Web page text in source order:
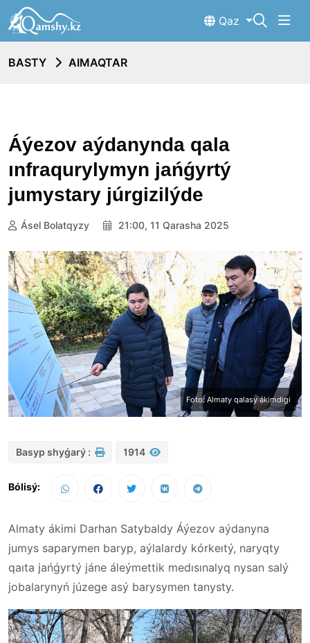
Qaz
BASTY AIMAQTAR
Áýezov aýdanynda qala
ınfraqurylymyn jańǵyrtý
jumystary júrgizilýde
Ásel Bolatqyzy 21:00, 11 Qarasha 2025
Foto: Almaty qalasy ákimdigi
Basyp shyǵarý : 1914
Bólisý:
Almaty ákimi Darhan Satybaldy Áýezov aýdanyna
jumys saparymen baryp, aýlalardy kórkeıtý, naryqty
qaıta jańǵyrtý jáne áleýmettik medısınalyq nysan salý
jobalarynyń júzege asý barysymen tanysty.